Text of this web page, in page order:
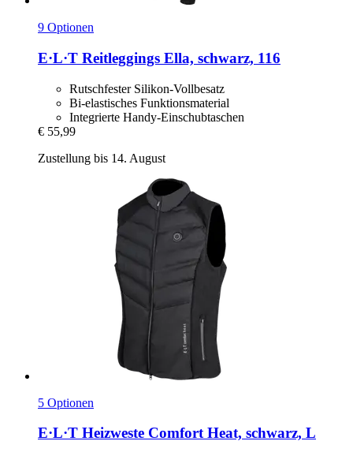
9 Optionen
E·L·T Reitleggings Ella, schwarz, 116
Rutschfester Silikon-Vollbesatz
Bi-elastisches Funktionsmaterial
Integrierte Handy-Einschubtaschen
€ 55,99
Zustellung bis 14. August
5 Optionen
E·L·T Heizweste Comfort Heat, schwarz, L